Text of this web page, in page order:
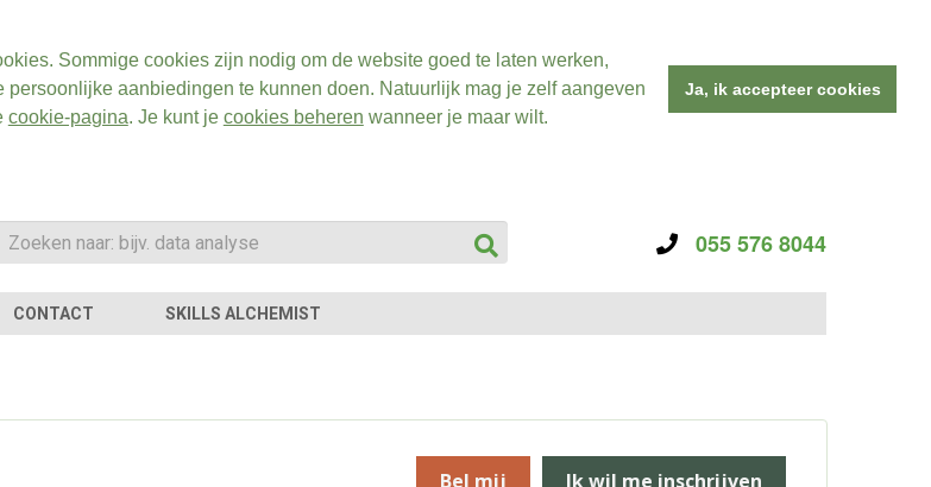
Sommige cookies zijn nodig om de website goed te laten werken,
aanbiedingen te kunnen doen. Natuurlijk mag je zelf aangeven
cookie-pagina. Je kunt je cookies beheren wanneer je maar wilt.
Ja, ik accepteer cookies
055 576 8044
CONTACT SKILLS ALCHEMIST
Bel mij Ik wil me inschrijven